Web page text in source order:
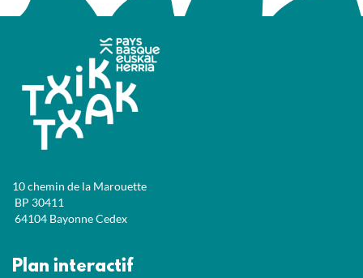
10 chemin de la Marouette
BP 30411
64104 Bayonne Cedex
Plan interactif